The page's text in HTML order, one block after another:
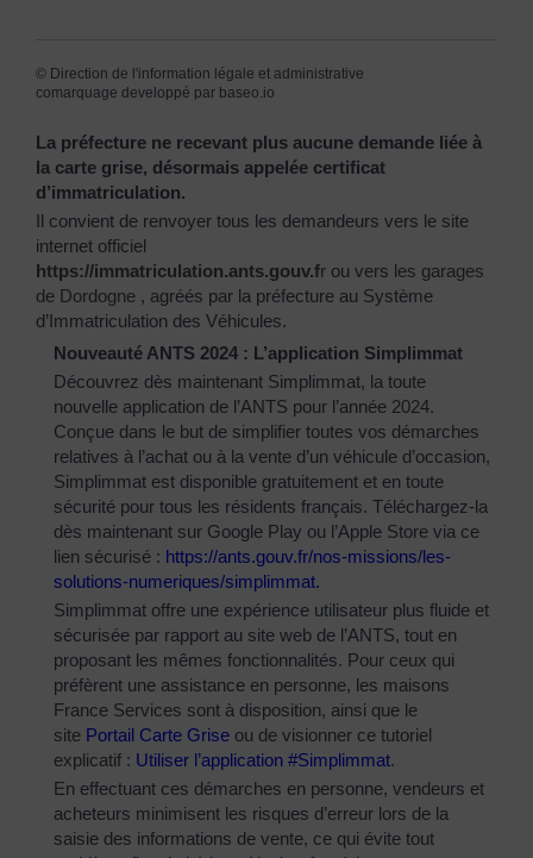
© Direction de l'information légale et administrative
comarquage developpé par baseo.io
La préfecture ne recevant plus aucune demande liée à
la carte grise, désormais appelée certificat
d’immatriculation.
Il convient de renvoyer tous les demandeurs vers le site
internet officiel
https://immatriculation.ants.gouv.fr ou vers les garages
de Dordogne , agréés par la préfecture au Système
d’Immatriculation des Véhicules.
Nouveauté ANTS 2024 : L’application Simplimmat
Découvrez dès maintenant Simplimmat, la toute
nouvelle application de l’ANTS pour l’année 2024.
Conçue dans le but de simplifier toutes vos démarches
relatives à l’achat ou à la vente d’un véhicule d’occasion,
Simplimmat est disponible gratuitement et en toute
sécurité pour tous les résidents français. Téléchargez-la
dès maintenant sur Google Play ou l’Apple Store via ce
lien sécurisé : https://ants.gouv.fr/nos-missions/les-
solutions-numeriques/simplimmat.
Simplimmat offre une expérience utilisateur plus fluide et
sécurisée par rapport au site web de l’ANTS, tout en
proposant les mêmes fonctionnalités. Pour ceux qui
préfèrent une assistance en personne, les maisons
France Services sont à disposition, ainsi que le
site Portail Carte Grise ou de visionner ce tutoriel
explicatif : Utiliser l’application #Simplimmat.
En effectuant ces démarches en personne, vendeurs et
acheteurs minimisent les risques d’erreur lors de la
saisie des informations de vente, ce qui évite tout